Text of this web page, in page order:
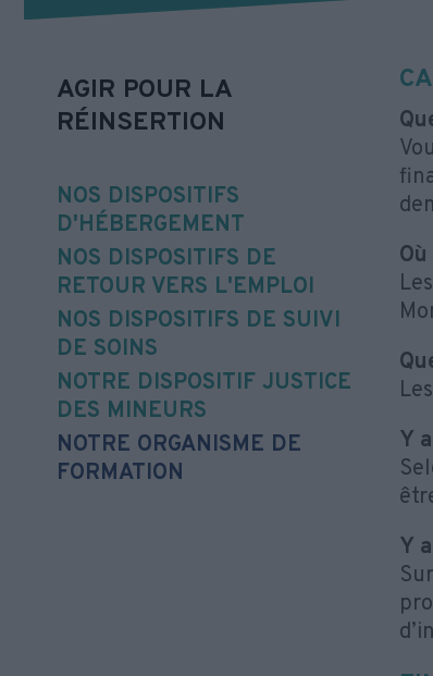
AGIR POUR LA
RÉINSERTION
NOS DISPOSITIFS
D'HÉBERGEMENT
NOS DISPOSITIFS DE
RETOUR VERS L'EMPLOI
NOS DISPOSITIFS DE SUIVI
DE SOINS
NOTRE DISPOSITIF JUSTICE
DES MINEURS
NOTRE ORGANISME DE
FORMATION
Y
Y